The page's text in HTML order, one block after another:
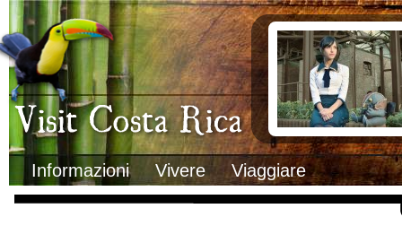
Visit Costa Rica
Informazioni Vivere Viaggiare
Clima
Geografia
Informazioni Geografiche
Letteratura e cultura
Gastronomia
Lo sapevi che
Musica
Natura
Storia
Trasporti Interni
Documenti
Italiani in Costa
L’ambasciata
Opportunità